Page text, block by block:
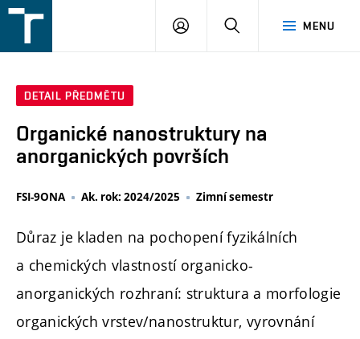
v
MENU
PŘIHLÁŠENÍ
DETAIL PŘEDMĚTU
Organické nanostruktury na
anorganických površích
FSI-9ONA Ak. rok: 2024/2025 Zimní semestr
Důraz je kladen na pochopení fyzikálních
a chemických vlastností organicko-
anorganických rozhraní: struktura a morfologie
organických vrstev/nanostruktur, vyrovnání